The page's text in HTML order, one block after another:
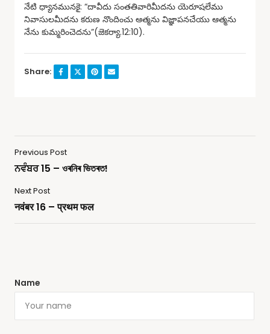
నేటి ధ్యానమునకై: “దావీదు సంతతివారిమీదను యెరూషలేము
నివాసులమీదను కరుణ నొందించు ఆత్మను విజ్ఞాపనచేయు ఆత్మను
నేను కుమ్మరించెదను”(జెకర్యా.12:10).
Share:
Previous Post
ਨਵੰਬਰ 15 – ওৰনিৰ ভিতৰত!
Next Post
नवंबर 16 – प्रथम फल
Name